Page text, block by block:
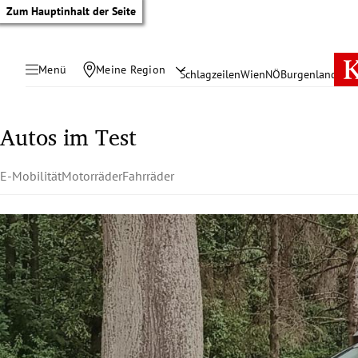
Zum Hauptinhalt der Seite
Menü Meine Region SchlagzeilenWienNÖBurgenland
Untermenü
Untermenü
Autos im Test
E-MobilitätMotorräderFahrräder